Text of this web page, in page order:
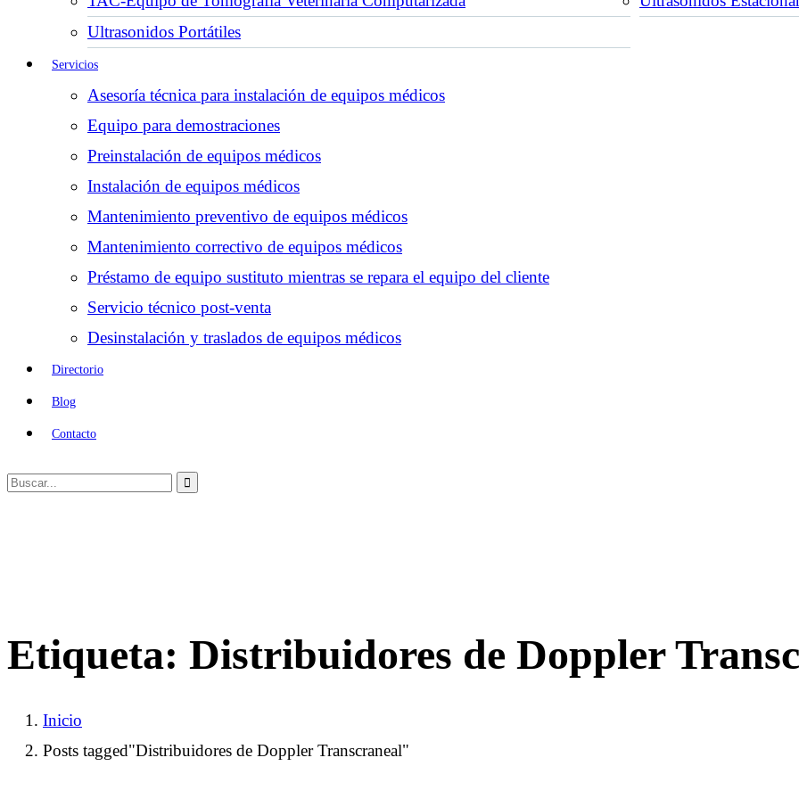
Ultrasonidos Portátiles
Servicios
Asesoría técnica para instalación de equipos médicos
Equipo para demostraciones
Preinstalación de equipos médicos
Instalación de equipos médicos
Mantenimiento preventivo de equipos médicos
Mantenimiento correctivo de equipos médicos
Préstamo de equipo sustituto mientras se repara el equipo del cliente
Servicio técnico post-venta
Desinstalación y traslados de equipos médicos
Directorio
Blog
Contacto
Etiqueta: Distribuidores de Doppler
Inicio
Posts tagged"Distribuidores de Doppler Transcraneal"